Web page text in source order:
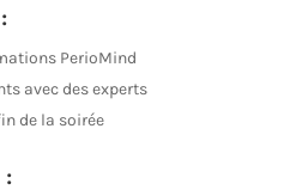
:
PerioMind
avec des experts
de la soirée
: